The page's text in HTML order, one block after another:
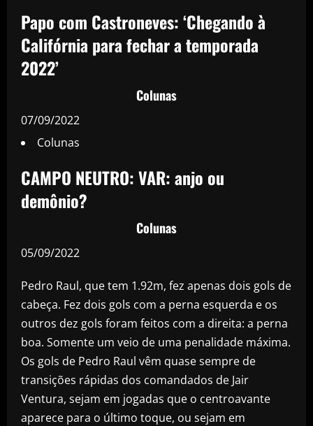
Papo com Castroneves: ‘Chegando à
Califórnia para fechar a temporada
2022’
Colunas
07/09/2022
Colunas
CAMPO NEUTRO: VAR: anjo ou
demônio?
Colunas
05/09/2022
Pedro Raul, que tem 1.92m, fez apenas dois gols de
cabeça. Fez dois gols com a perna esquerda e os
outros dez gols foram feitos com a direita: a perna
boa. Somente um veio de uma penalidade máxima.
Os gols de Pedro Raul vêm quase sempre de
transições rápidas dos comandados de Jair
Ventura, sejam em jogadas que o centroavante
aparece para o último toque, ou sejam em